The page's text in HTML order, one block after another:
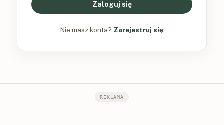
Zaloguj się
Nie masz konta? Zarejestruj się
REKLAMA